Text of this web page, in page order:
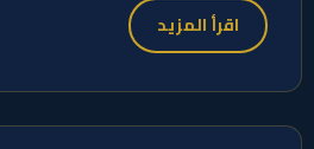
اقرأ المزيد